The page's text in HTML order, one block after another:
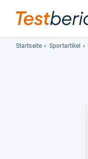
Startseite Sportartikel